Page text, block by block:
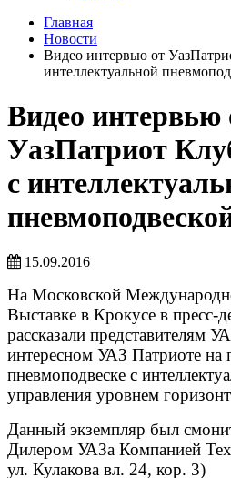
Главная
Новости
Видео интервью от
интеллектуальной
Видео интервью
УазПатриот
с
15.09.2016
На Московской
Выставке в Крокусе в пресс-
рассказали представителям
интересном УАЗ Патриоте на
пневмоподвеске с
управления уровнем
Данный экземпляр был
Дилером УАЗа Компанией
ул. Кулакова вл. 24, кор. 3)